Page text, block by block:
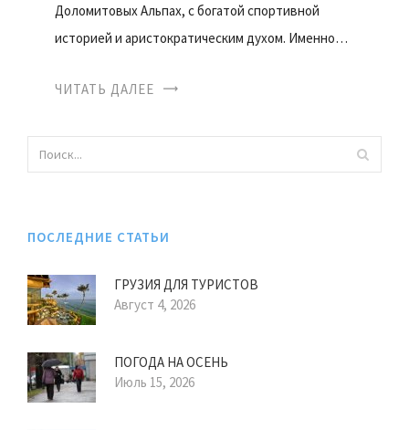
Доломитовых Альпах, с богатой спортивной
историей и аристократическим духом. Именно…
ЧИТАТЬ ДАЛЕЕ
ПОСЛЕДНИЕ СТАТЬИ
ГРУЗИЯ ДЛЯ ТУРИСТОВ
Август 4, 2026
ПОГОДА НА ОСЕНЬ
Июль 15, 2026